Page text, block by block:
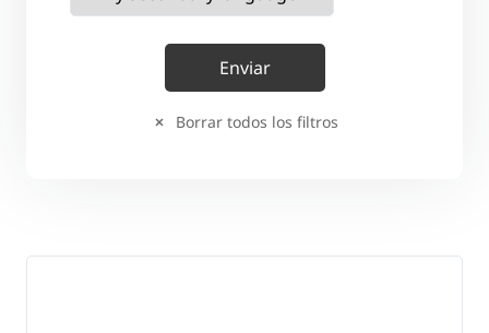
Borrar todos los filtros